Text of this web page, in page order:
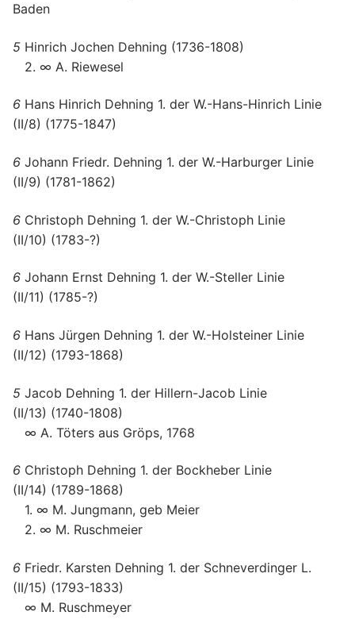
Baden
5 Hinrich Jochen Dehning (1736-1808)
2. ∞ A. Riewesel
6 Hans Hinrich Dehning 1. der W.-Hans-Hinrich Linie
(II/8) (1775-1847)
6 Johann Friedr. Dehning 1. der W.-Harburger Linie
(II/9) (1781-1862)
6 Christoph Dehning 1. der W.-Christoph Linie
(II/10) (1783-?)
6 Johann Ernst Dehning 1. der W.-Steller Linie
(II/11) (1785-?)
6 Hans Jürgen Dehning 1. der W.-Holsteiner Linie
(II/12) (1793-1868)
5 Jacob Dehning 1. der Hillern-Jacob Linie
(II/13) (1740-1808)
∞ A. Töters aus Gröps, 1768
6 Christoph Dehning 1. der Bockheber Linie
(II/14) (1789-1868)
1. ∞ M. Jungmann, geb Meier
2. ∞ M. Ruschmeier
6 Friedr. Karsten Dehning 1. der Schneverdinger L.
(II/15) (1793-1833)
∞ M. Ruschmeyer